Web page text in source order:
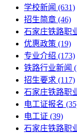
学校新闻 (631)
招生简章 (46)
石家庄铁路职
优惠政策 (19)
专业介绍 (173)
铁路行业新闻
招生要求 (117)
石家庄铁路职
电工证报名
电工证 (39)
石家庄铁路职